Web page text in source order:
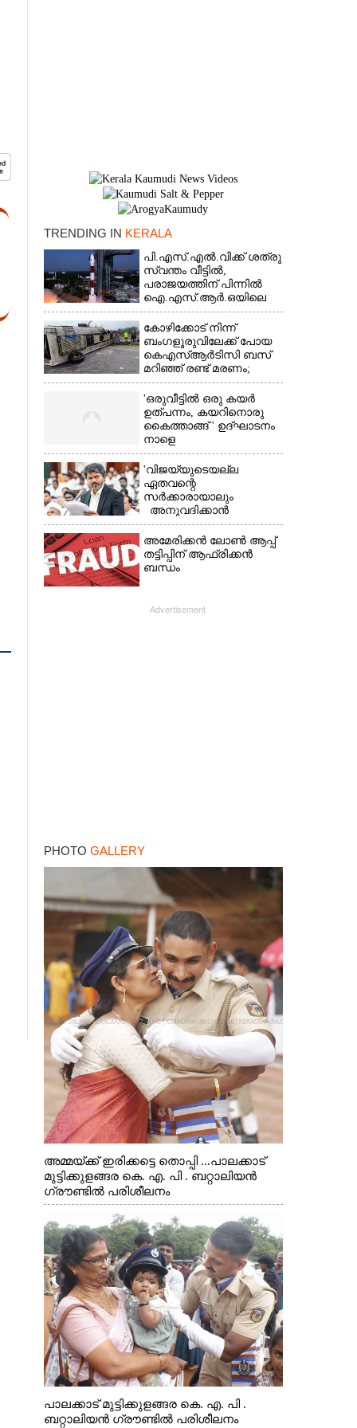
TRENDING IN KERALA
പി.എസ്.എൽ.വിക്ക് ശത്രു
സ്വന്തം വീട്ടിൽ,​
പരാജയത്തിന് പിന്നിൽ
ഐ.എസ്.ആർ.ഒയിലെ
ഉന്നതൻ
കോഴിക്കോട് നിന്ന്
ബംഗളൂരുവിലേക്ക് പോയ
കെഎസ്‌ആർടിസി ബസ്
മറിഞ്ഞ് രണ്ട് മരണം;
നിരവധിപേർ
ഗുരുതരാവസ്ഥയിൽ
'ഒരുവീട്ടിൽ ഒരു കയർ
ഉത്പന്നം, കയറിനൊരു
കൈത്താങ്ങ് ' ഉദ്ഘാടനം
നാളെ
'വിജയ്‌യുടെയല്ല
ഏതവന്റെ
സർക്കാരായാലും
അനുവദിക്കാൻ
കഴിയില്ല;
മുല്ലപ്പെരിയാറിന്റെ
വെള്ളം കൂട്ടുന്നത്
മനസിൽ വച്ചാൽമതി'
അമേരിക്കൻ ലോൺ ആപ്പ്
തട്ടിപ്പിന് ആഫ്രിക്കൻ
ബന്ധം
Advertisement
PHOTO GALLERY
അമ്മയ്ക്ക് ഇരിക്കട്ടെ തൊപ്പി ...പാലക്കാട്
മുട്ടിക്കുളങ്ങര കെ. എ. പി . ബറ്റാലിയൻ
ഗ്രൗണ്ടിൽ പരിശീലനം
പാലക്കാട് മുട്ടിക്കുളങ്ങര കെ. എ. പി .
ബറ്റാലിയൻ ഗ്രൗണ്ടിൽ പരിശീലനം
×